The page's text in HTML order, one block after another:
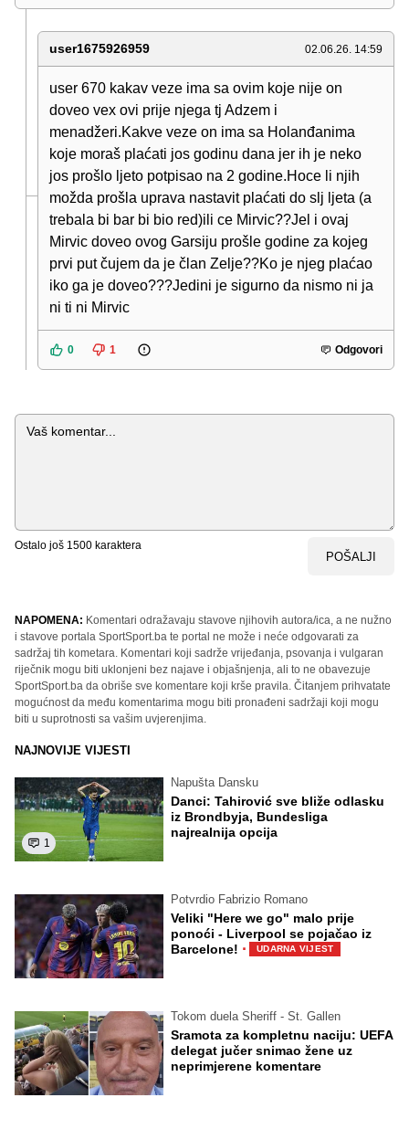
user1675926959 02.06.26. 14:59
user 670 kakav veze ima sa ovim koje nije on
doveo vex ovi prije njega tj Adzem i
menadžeri.Kakve veze on ima sa Holanđanima
koje moraš plaćati jos godinu dana jer ih je neko
jos prošlo ljeto potpisao na 2 godine.Hoce li njih
možda prošla uprava nastavit plaćati do slj ljeta (a
trebala bi bar bi bio red)ili ce Mirvic??Jel i ovaj
Mirvic doveo ovog Garsiju prošle godine za kojeg
prvi put čujem da je član Zelje??Ko je njeg plaćao
iko ga je doveo???Jedini je sigurno da nismo ni ja
ni ti ni Mirvic
0 1 Odgovori
Komentar
Ostalo još 1500 karaktera
POŠALJI
NAPOMENA: Komentari odražavaju stavove njihovih autora/ica, a ne nužno
i stavove portala SportSport.ba te portal ne može i neće odgovarati za
sadržaj tih kometara. Komentari koji sadrže vrijeđanja, psovanja i vulgaran
riječnik mogu biti uklonjeni bez najave i objašnjenja, ali to ne obavezuje
SportSport.ba da obriše sve komentare koji krše pravila. Čitanjem prihvatate
mogućnost da među komentarima mogu biti pronađeni sadržaji koji mogu
biti u suprotnosti sa vašim uvjerenjima.
NAJNOVIJE VIJESTI
1
Napušta Dansku
Danci: Tahirović sve bliže odlasku
iz Brondbyja, Bundesliga
najrealnija opcija
Potvrdio Fabrizio Romano
Veliki "Here we go" malo prije
ponoći - Liverpool se pojačao iz
Barcelone! · UDARNA VIJEST
Tokom duela Sheriff - St. Gallen
Sramota za kompletnu naciju: UEFA
delegat jučer snimao žene uz
neprimjerene komentare